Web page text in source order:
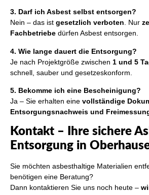
3. Darf ich Asbest selbst entsorgen?
Nein – das ist gesetzlich verboten. Nur
Fachbetriebe dürfen Asbest entsorgen.
4. Wie lange dauert die Entsorgung?
Je nach Projektgröße zwischen 1 und 5
schnell, sauber und gesetzeskonform.
5. Bekomme ich eine Bescheinigung?
Ja – Sie erhalten eine vollständige
Entsorgungsnachweis und
Kontakt – Ihre sichere
Entsorgung in
Sie möchten asbesthaltige Materialien
benötigen eine Beratung?
Dann kontaktieren Sie uns noch heute –